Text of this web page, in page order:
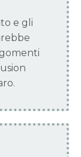
e gli